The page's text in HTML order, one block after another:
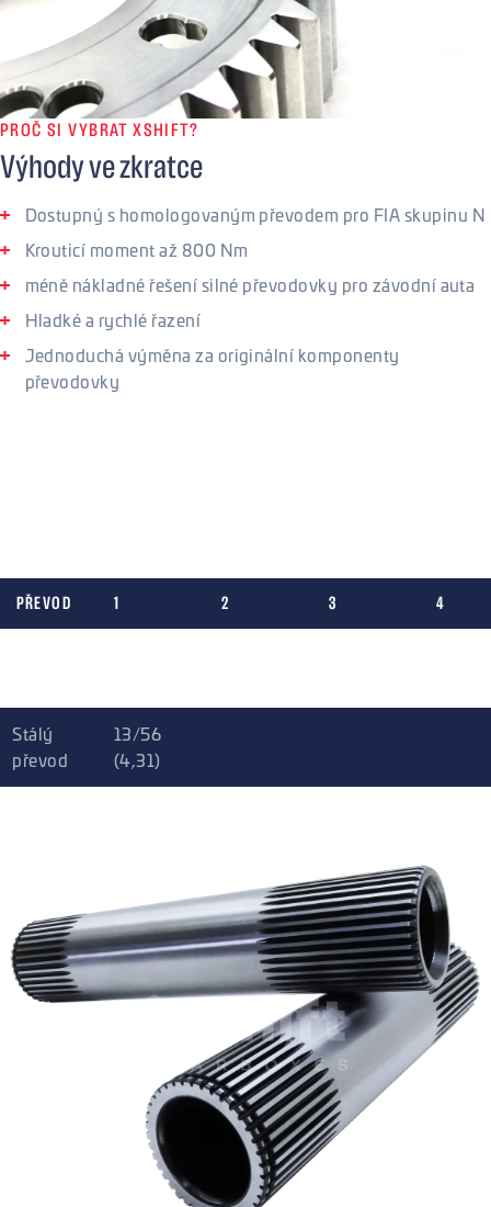
PROČ SI VYBRAT XSHIFT?
Výhody ve zkratce
Dostupný s homologovaným převodem pro FIA skupinu N
Krouticí moment až 800 Nm
méně nákladné řešení silné převodovky pro závodní auta
Hladké a rychlé řazení
Jednoduchá výměna za originální komponenty
převodovky
PŘEVOD 1 2 3 4
Stálý
převod
13/56
(4,31)